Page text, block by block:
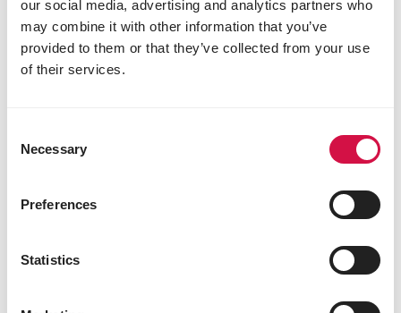
our social media, advertising and analytics partners who
may combine it with other information that you’ve
provided to them or that they’ve collected from your use
of their services.
Selection
Necessary
Preferences
Statistics
Rat & Mouse
jednom pro potkany a myši